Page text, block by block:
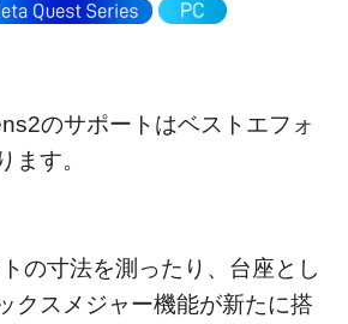
のサポートはベストエフォ
ます。
の寸法を測ったり、台座とし
クスメジャー機能が新たに搭